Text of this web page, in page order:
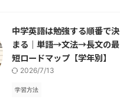
中学英語は勉強する順番で決
まる｜単語→文法→長文の最
短ロードマップ【学年別】
2026/7/13
学習方法